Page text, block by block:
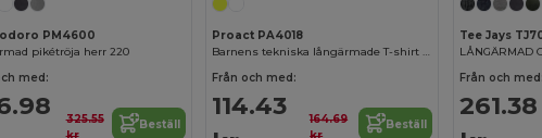
PM4600
pikétröja herr 220
med:
325.55
kr
Beställ
Proact PA4018
Barnens tekniska långärmade T-shirt med UV-skydd
Från och med:
114.43
164.69
kr
Beställ
Tee Jays
LÅNGÄRMAD
Från och
261.38